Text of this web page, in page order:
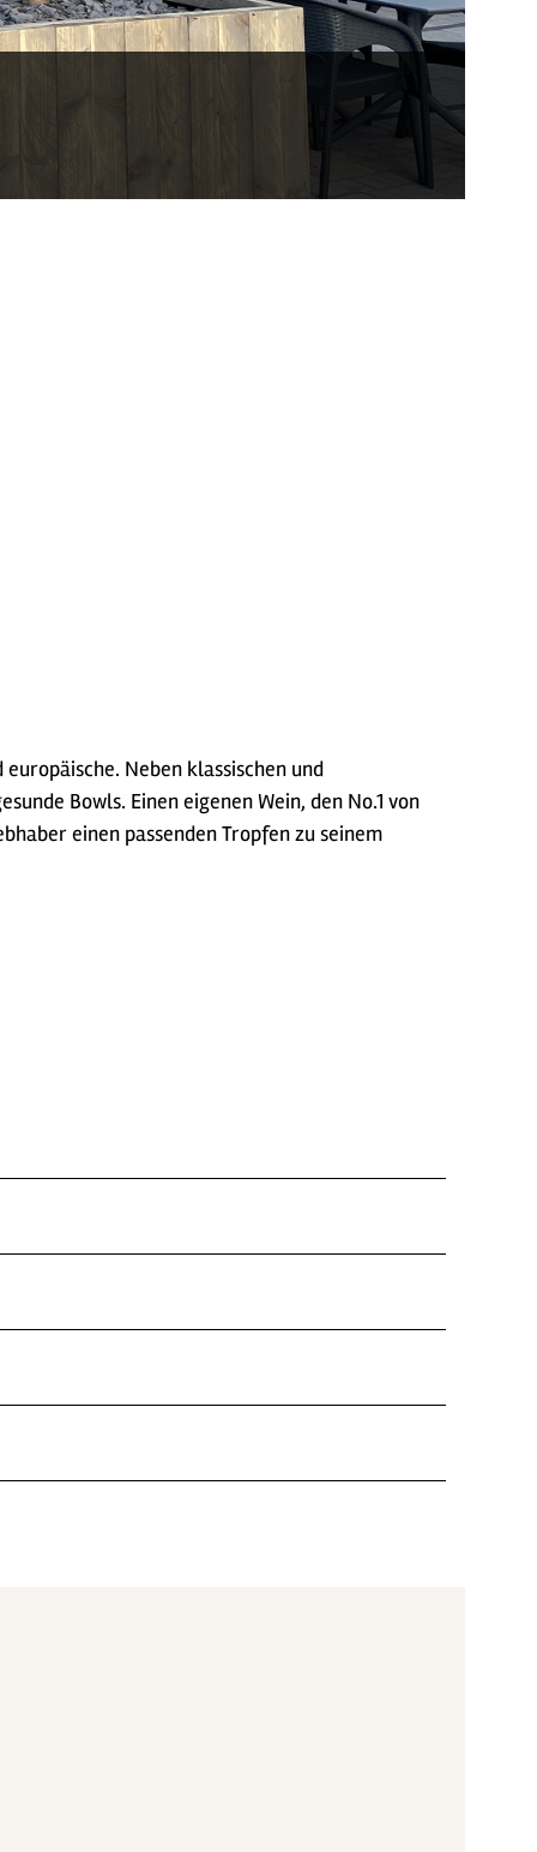
Neben klassischen und
Bowls. Einen eigenen Wein, den No.1 von
einen passenden Tropfen zu seinem